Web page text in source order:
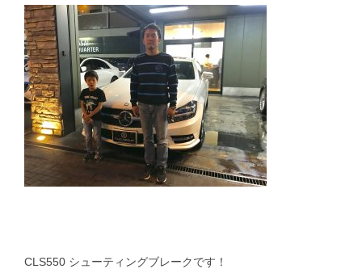
CLS550 シューティングブレークです！